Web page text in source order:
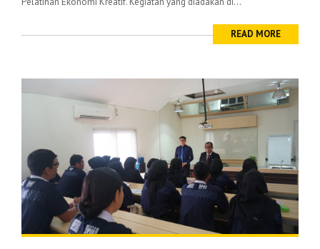
READ MORE